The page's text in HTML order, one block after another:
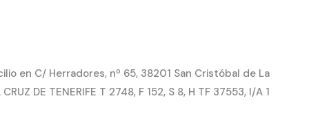
en C/ Herradores, nº 65, 38201 San Cristóbal de La
DE TENERIFE T 2748, F 152, S 8, H TF 37553, I/A 1